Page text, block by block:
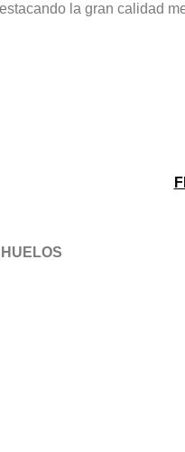
la gran calidad